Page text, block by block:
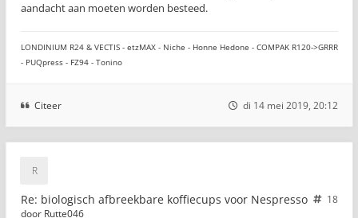
aandacht aan moeten worden besteed.
LONDINIUM R24 & VECTIS - etzMAX - Niche - Honne Hedone - COMPAK R120->GRRR
- PUQpress - FZ94 - Tonino
Citeer di 14 mei 2019, 20:12
Re: biologisch afbreekbare koffiecups voor Nespresso
18
door Rutte046